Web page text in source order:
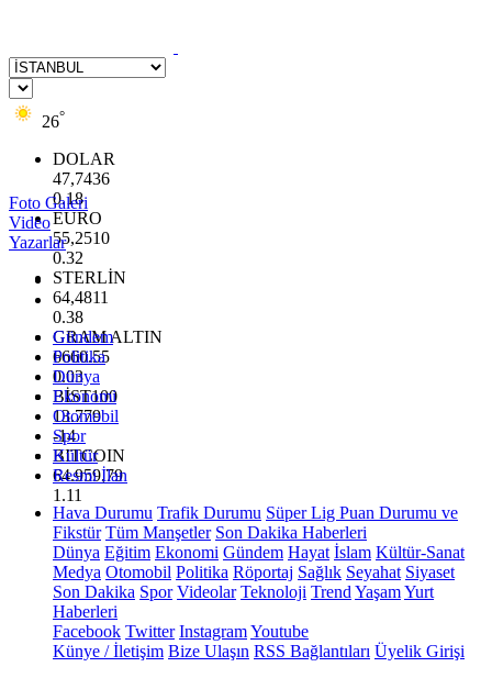
26°
DOLAR
47,7436
0.18
EURO
55,2510
0.32
STERLİN
64,4811
0.38
GRAM ALTIN
6660.55
0.03
BİST100
13.779
-14
BITCOIN
64.959,79
1.11
Foto Galeri
Video
Yazarlar
Gündem
Politika
Dünya
Ekonomi
Otomobil
Spor
Kültür
Resmi İlan
Hava Durumu Trafik Durumu Süper Lig Puan Durumu ve
Fikstür Tüm Manşetler Son Dakika Haberleri
Dünya Eğitim Ekonomi Gündem Hayat İslam Kültür-Sanat
Medya Otomobil Politika Röportaj Sağlık Seyahat Siyaset
Son Dakika Spor Videolar Teknoloji Trend YaşamYurt
Haberleri
Facebook Twitter InstagramYoutube
Künye / İletişim Bize Ulaşın RSS Bağlantıları Üyelik Girişi